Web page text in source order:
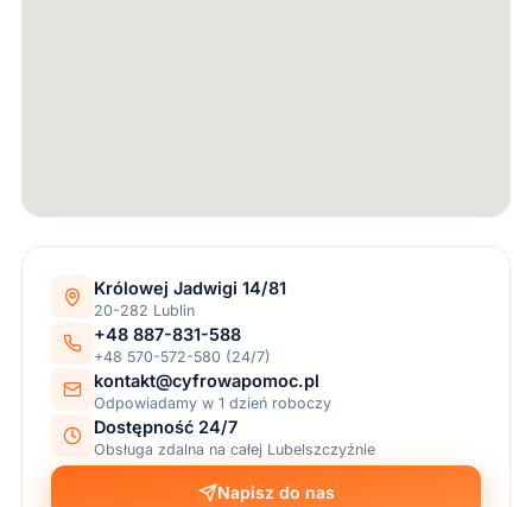
Królowej Jadwigi 14/81
20-282 Lublin
+48 887-831-588
+48 570-572-580 (24/7)
kontakt@cyfrowapomoc.pl
Odpowiadamy w 1 dzień roboczy
Dostępność 24/7
Obsługa zdalna na całej Lubelszczyźnie
Napisz do nas